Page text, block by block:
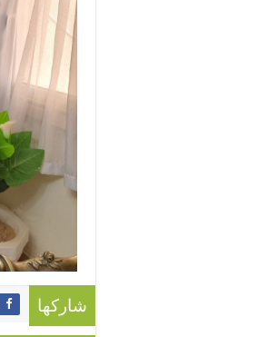
شاركها